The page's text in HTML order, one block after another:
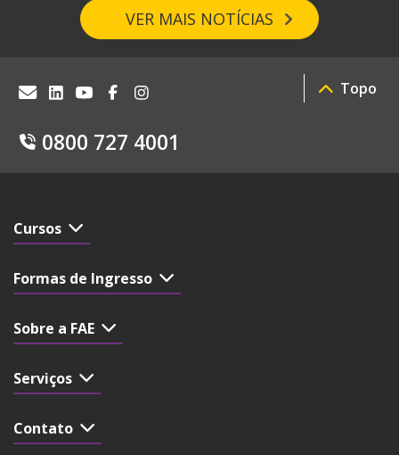
VER MAIS NOTÍCIAS
0800 727 4001
Topo
Cursos
Formas de Ingresso
Sobre a FAE
Serviços
Contato